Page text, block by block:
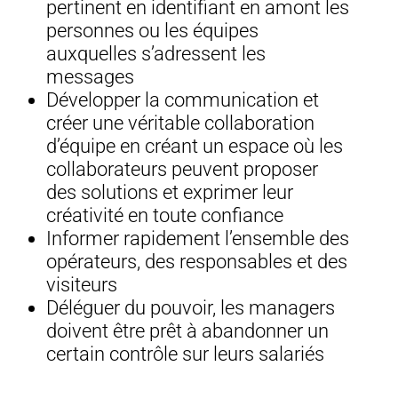
pertinent en identifiant en amont les
personnes ou les équipes
auxquelles s’adressent les
messages
Développer la communication et
créer une véritable collaboration
d’équipe en créant un espace où les
collaborateurs peuvent proposer
des solutions et exprimer leur
créativité en toute confiance
Informer rapidement l’ensemble des
opérateurs, des responsables et des
visiteurs
Déléguer du pouvoir, les managers
doivent être prêt à abandonner un
certain contrôle sur leurs salariés